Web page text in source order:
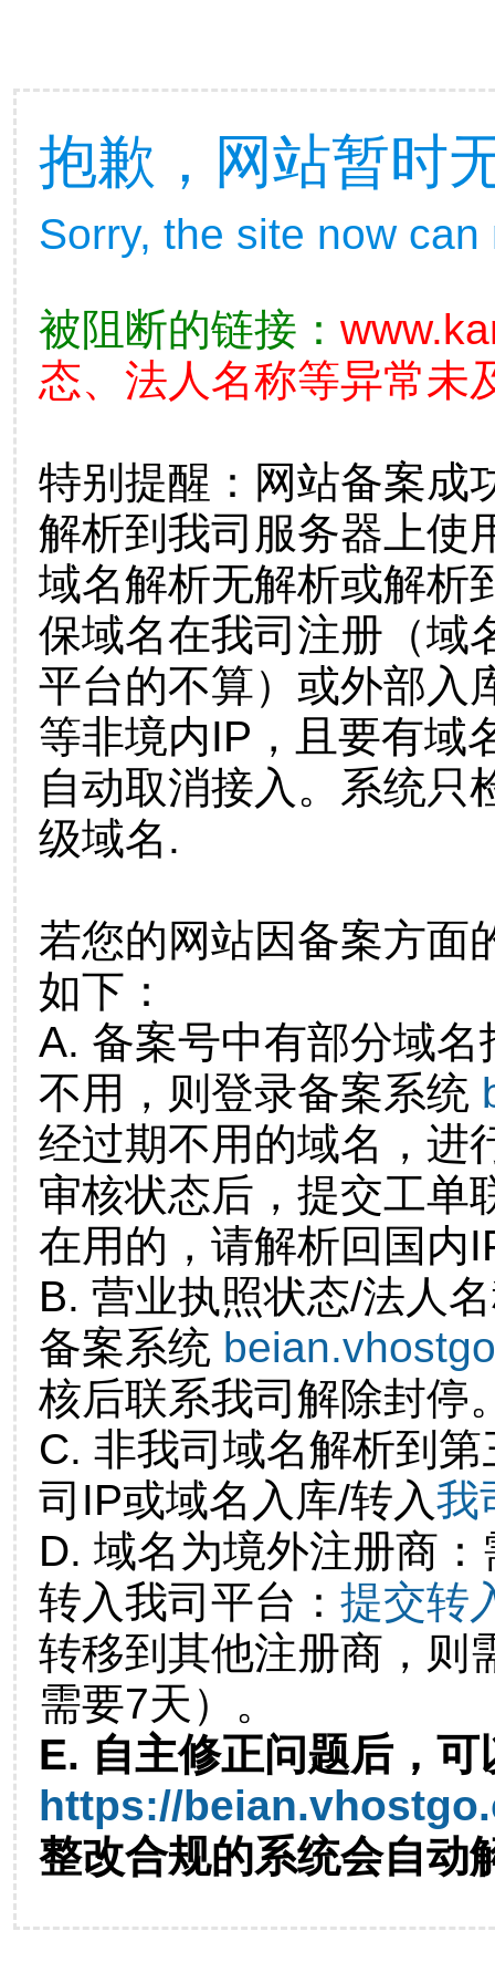
抱歉，网站暂时
Sorry, the site now
被阻断的链接：
态、法人名称等异常未
特别提醒：网站备案成
解析到我司服务器上使
域名解析无解析或解析
保域名在我司注册（域
平台的不算）或外部入
等非境内IP，且要有域
自动取消接入。系统只
级域名.
若您的网站因备案方面
如下：
A. 备案号中有部分域
不用，则登录备案系统
经过期不用的域名，进
审核状态后，提交工单
在用的，请解析回国内
B. 营业执照状态/法人
备案系统
核后联系我司解除封停
C. 非我司域名解析到
司IP或域名入库/转入我
D. 域名为境外注册商
转入我司平台： 提交转
转移到其他注册商，则
需要7天）。
E. 自主修正问题后，可
https://
整改合规的系统会自动